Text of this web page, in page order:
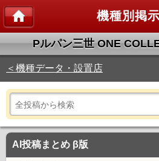
機種別掲
Pルパン三世 ONE
＜機種データ・設置店
AI投稿まとめ β版